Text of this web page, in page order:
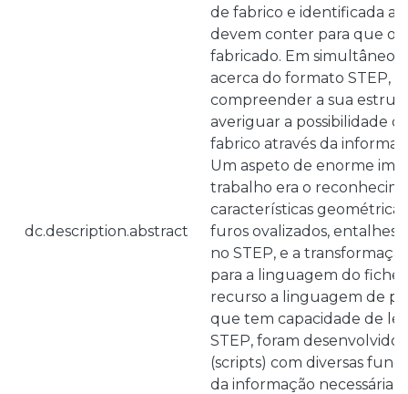
dc.description.abstract
de fabrico e identificada a
devem conter para que o
fabricado. Em simultâneo
acerca do formato STEP,
compreender a sua
averiguar a possibilidade
fabrico através da
Um aspeto de enorme
trabalho era o
características
furos ovalizados,
no STEP, e a
para a linguagem do
recurso a linguagem de
que tem capacidade de
STEP, foram
(scripts) com diversas
da informação necessária